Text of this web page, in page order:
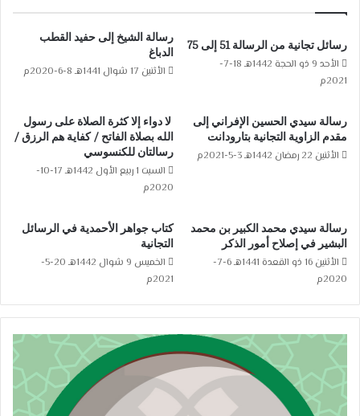
رسائل تجانية من الرسالة 51 إلى 75
الأحد 9 ذو الحجة 1442هـ 18-7-
2021م
رسالة الشيخ إلى حفيد القطب
الدباغ
الأثنين 17 شوال 1441هـ 8-6-2020م
رسالة سيدي الحسين الإفراني إلى
مقدم الزاوية التجانية بتارودانت
الأثنين 22 رمضان 1442هـ 3-5-2021م
لا دواء إلا كثرة الصلاة على رسول
الله بصلاة الفاتح / كفاية هم الرزق /
رسالتان للكنسوسي
السبت 1 ربيع الأول 1442هـ 17-10-
2020م
رسالة سيدي محمد الكبير بن محمد
البشير في إصلاح أمور الذكر
الأثنين 16 ذو القعدة 1441هـ 6-7-
2020م
كتاب جواهر الأحمدية في الرسائل
التجانية
الخميس 9 شوال 1442هـ 20-5-
2021م